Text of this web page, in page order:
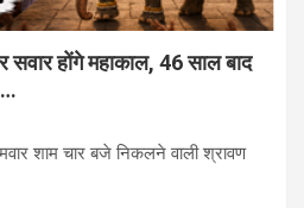
सवार होंगे महाकाल, 46 साल बाद
शाम चार बजे निकलने वाली श्रावण